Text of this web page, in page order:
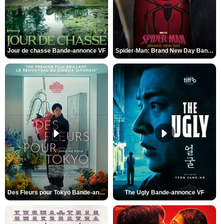
Jour de chasse Bande-annonce VF Spider-Man: Brand New Day Bande-annonce (3) VO STFR
Des Fleurs pour Tokyo Bande-annonce VO STFR The Ugly Bande-annonce VF